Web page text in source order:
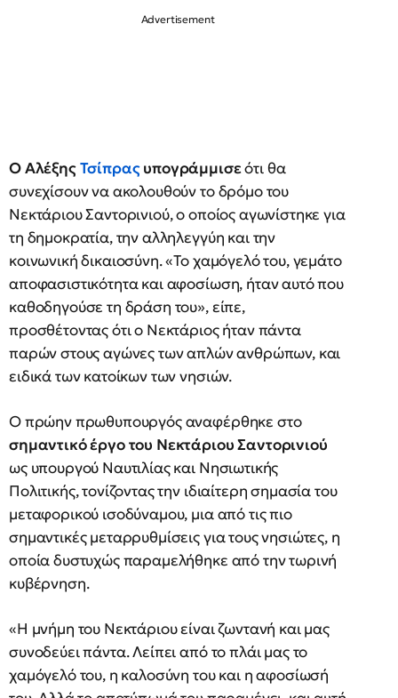
Ο ΑλέξηςΤσίπραςυπογράμμισεότι θα
συνεχίσουν να ακολουθούν το δρόμο του
Νεκτάριου Σαντορινιού, ο οποίος αγωνίστηκε για
τη δημοκρατία, την αλληλεγγύη και την
κοινωνική δικαιοσύνη. «Το χαμόγελό του, γεμάτο
αποφασιστικότητα και αφοσίωση, ήταν αυτό που
καθοδηγούσε τη δράση του», είπε,
προσθέτοντας ότι ο Νεκτάριος ήταν πάντα
παρών στους αγώνες των απλών ανθρώπων, και
ειδικά των κατοίκων των νησιών.
Ο πρώην πρωθυπουργός αναφέρθηκε στο
σημαντικό έργο του Νεκτάριου Σαντορινιού
ως υπουργού Ναυτιλίας και Νησιωτικής
Πολιτικής, τονίζοντας την ιδιαίτερη σημασία του
μεταφορικού ισοδύναμου, μια από τις πιο
σημαντικές μεταρρυθμίσεις για τους νησιώτες, η
οποία δυστυχώς παραμελήθηκε από την τωρινή
κυβέρνηση.
«Η μνήμη του Νεκτάριου είναι ζωντανή και μας
συνοδεύει πάντα. Λείπει από το πλάι μας το
χαμόγελό του, η καλοσύνη του και η αφοσίωσή